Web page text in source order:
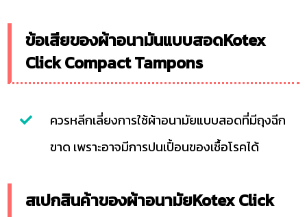
ข้อเสียของผ้าอนามันแบบสอดKotex
Click Compact Tampons
ควรหลีกเลี่ยงการใช้ผ้าอนามัยแบบสอดที่มีถุงฉีก
ขาด เพราะอาจมีการปนเปื้อนของเชื้อโรคได้
สเปกสินค้าของผ้าอนามัยKotex Click